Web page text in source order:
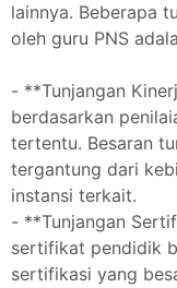
lainnya. Beberapa
oleh guru PNS
- **Tunjangan
berdasarkan
tertentu. Besaran
tergantung dari
instansi terkait.
- **Tunjangan
sertifikat pendidik
sertifikasi yang